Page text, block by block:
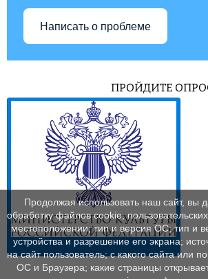
Написать о проблеме
ПРОЙДИТЕ
Продолжая использовать наш сайт, вы
обработку файлов cookie,
местоположении; тип и версия ОС; тип и
устройства и разрешение его экрана;
на сайт пользователь; с какого сайта или
ОС и Браузера; какие страницы